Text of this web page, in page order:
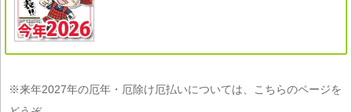
※来年2027年の厄年・厄除け厄払いについては、こちらのページを